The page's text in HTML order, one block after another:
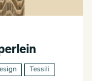
Tessili